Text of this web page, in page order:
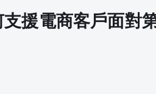
援電商客戶面對